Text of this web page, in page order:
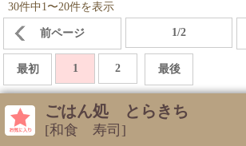
30件中1〜20件を表示
前ページ 1/2
最初 1 2 最後
ごはん処 とらきち
[和食 寿司]